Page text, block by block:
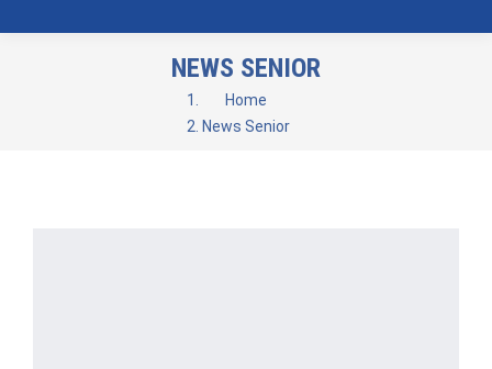
NEWS SENIOR
You are here:
Home
News Senior